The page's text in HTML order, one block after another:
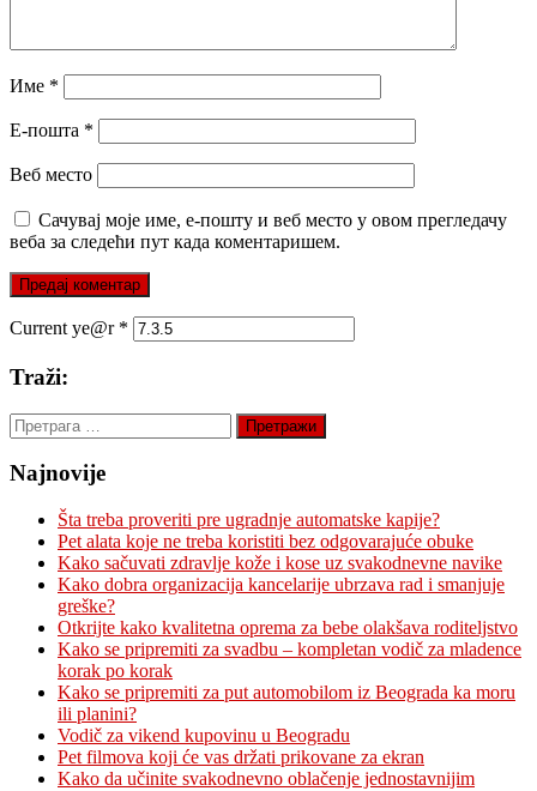
Име *
Е-пошта *
Веб место
Сачувај моје име, е-пошту и веб место у овом прегледачу
веба за следећи пут када коментаришем.
Current ye@r *
Traži:
Претрага
за:
Najnovije
Šta treba proveriti pre ugradnje automatske kapije?
Pet alata koje ne treba koristiti bez odgovarajuće obuke
Kako sačuvati zdravlje kože i kose uz svakodnevne navike
Kako dobra organizacija kancelarije ubrzava rad i smanjuje
greške?
Otkrijte kako kvalitetna oprema za bebe olakšava roditeljstvo
Kako se pripremiti za svadbu – kompletan vodič za mladence
korak po korak
Kako se pripremiti za put automobilom iz Beograda ka moru
ili planini?
Vodič za vikend kupovinu u Beogradu
Pet filmova koji će vas držati prikovane za ekran
Kako da učinite svakodnevno oblačenje jednostavnijim